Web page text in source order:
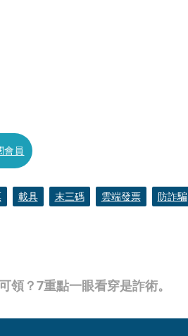
領？7重點一眼看穿是詐術。
會員
載具 末三碼 雲端發票
防詐騙